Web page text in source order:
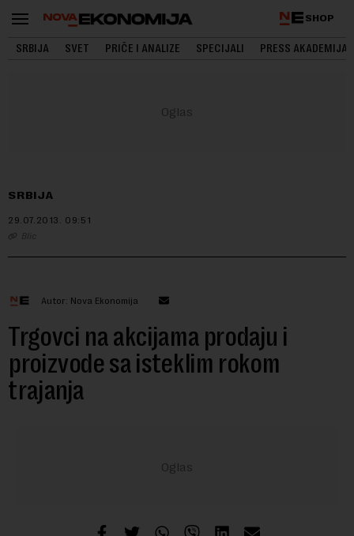
SHOP
SRBIJA SVET PRIČE I ANALIZE SPECIJALI PRESS AKADEMIJA
SRBIJA
29.07.2013. 09:51
Blic
Autor: Nova Ekonomija
Trgovci na akcijama prodaju i
proizvode sa isteklim rokom
trajanja